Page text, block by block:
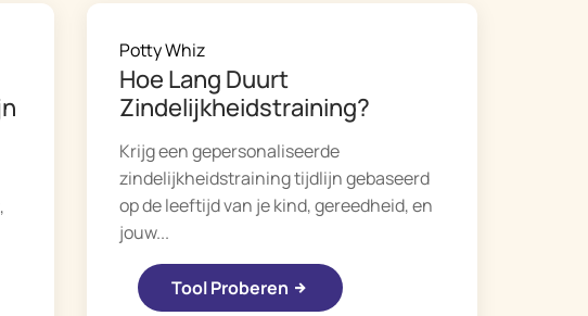
Potty Whiz
Hoe Lang Duurt
Zindelijkheidstraining?
Krijg een gepersonaliseerde
zindelijkheidstraining tijdlijn gebaseerd
op de leeftijd van je kind, gereedheid, en
jouw...
Tool Proberen